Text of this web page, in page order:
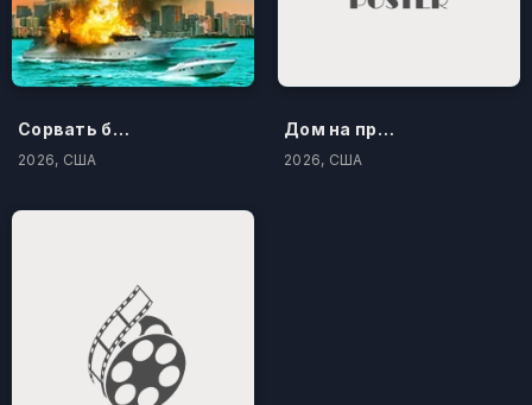
Сорвать банк 3: Вор-джентльмен
2026, США
Дом на проклятом холме
2026, США